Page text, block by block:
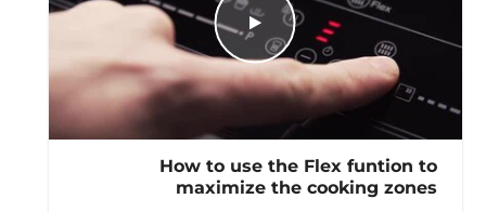
How to use the Flex funtion to
maximize the cooking zones